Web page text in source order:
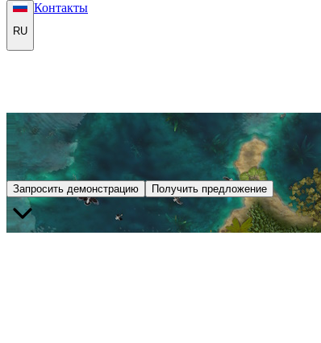
RU
Контакты
Запросить демонстрацию Получить предложение